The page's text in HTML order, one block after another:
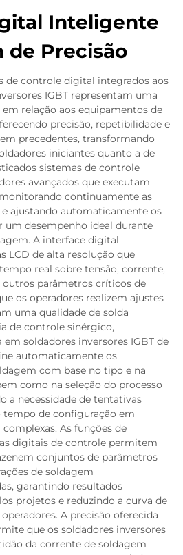
Inteligente
de Precisão
de controle digital integrados aos
IGBT representam uma
relação aos equipamentos de
precisão, repetibilidade e
precedentes, transformando
iniciantes quanto a de
sistemas de controle
avançados que executam
continuamente as
ajustando automaticamente os
um desempenho ideal durante
A interface digital
LCD de alta resolução que
real sobre tensão, corrente,
parâmetros críticos de
os operadores realizem ajustes
uma qualidade de solda
de controle sinérgico,
soldadores inversores IGBT de
automaticamente os
com base no tipo e na
como na seleção do processo
a necessidade de tentativas
de configuração em
As funções de
digitais de controle permitem
conjuntos de parâmetros
de soldagem
garantindo resultados
projetos e reduzindo a curva de
A precisão oferecida
que os soldadores inversores
da corrente de soldagem